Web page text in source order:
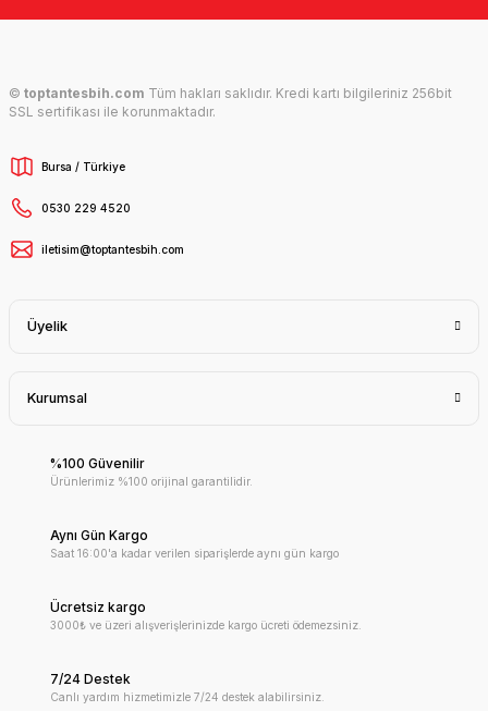
© toptantesbih.com Tüm hakları saklıdır. Kredi kartı bilgileriniz 256bit
SSL sertifikası ile korunmaktadır.
Bursa / Türkiye
0530 229 4520
iletisim@toptantesbih.com
Üyelik
Kurumsal
%100 Güvenilir
Ürünlerimiz %100 orijinal garantilidir.
Aynı Gün Kargo
Saat 16:00'a kadar verilen siparişlerde aynı gün kargo
Ücretsiz kargo
3000₺ ve üzeri alışverişlerinizde kargo ücreti ödemezsiniz.
7/24 Destek
Canlı yardım hizmetimizle 7/24 destek alabilirsiniz.